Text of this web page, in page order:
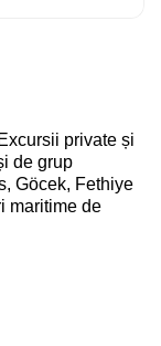
private și
de grup
Göcek, Fethiye
maritime de